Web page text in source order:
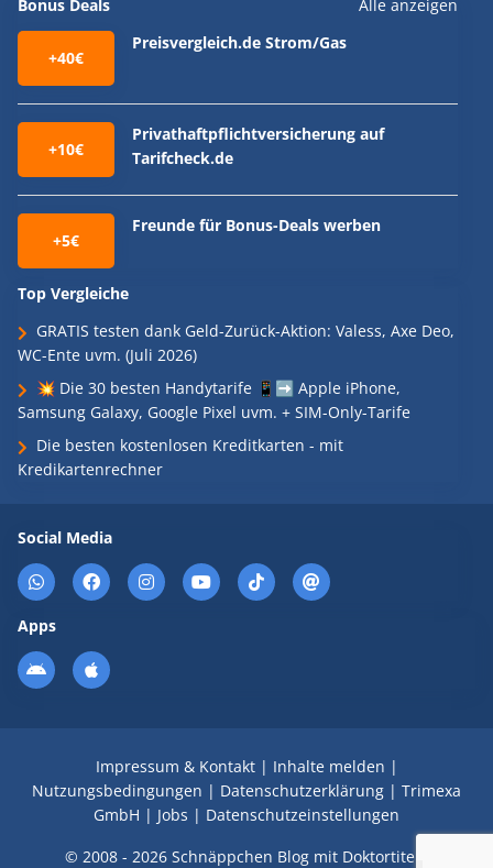
Bonus Deals Alle anzeigen
+40€
Preisvergleich.de Strom/Gas
+10€
Privathaftpflichtversicherung auf
Tarifcheck.de
+5€
Freunde für Bonus-Deals werben
Top Vergleiche
GRATIS testen dank Geld-Zurück-Aktion: Valess, Axe Deo,
WC-Ente uvm. (Juli 2026)
💥 Die 30 besten Handytarife 📱➡️ Apple iPhone,
Samsung Galaxy, Google Pixel uvm. + SIM-Only-Tarife
Die besten kostenlosen Kreditkarten - mit
Kredikartenrechner
Social Media
Apps
Impressum & Kontakt| Inhalte melden |
Nutzungsbedingungen | Datenschutzerklärung | Trimexa
GmbH | Jobs | Datenschutzeinstellungen
© 2008 - 2026 Schnäppchen Blog mit Doktortitel -